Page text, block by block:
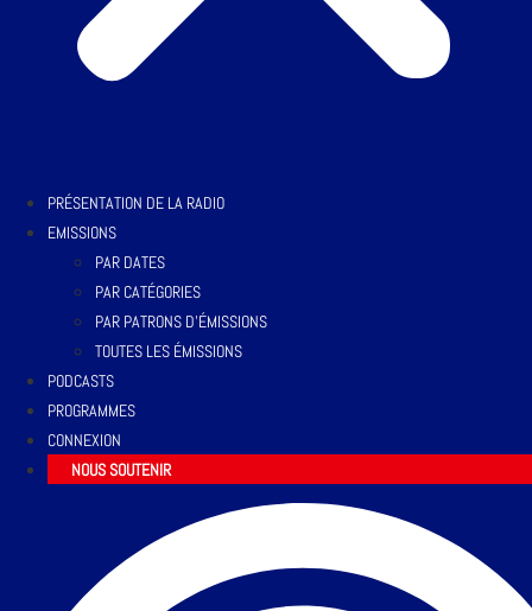
PRÉSENTATION DE LA RADIO
EMISSIONS
PAR DATES
PAR CATÉGORIES
PAR PATRONS D’ÉMISSIONS
TOUTES LES ÉMISSIONS
PODCASTS
PROGRAMMES
CONNEXION
NOUS SOUTENIR